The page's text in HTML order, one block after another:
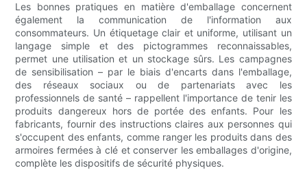
Les bonnes pratiques en matière d'emballage concernent
également la communication de l'information aux
consommateurs. Un étiquetage clair et uniforme, utilisant un
langage simple et des pictogrammes reconnaissables,
permet une utilisation et un stockage sûrs. Les campagnes
de sensibilisation – par le biais d'encarts dans l'emballage,
des réseaux sociaux ou de partenariats avec les
professionnels de santé – rappellent l'importance de tenir les
produits dangereux hors de portée des enfants. Pour les
fabricants, fournir des instructions claires aux personnes qui
s'occupent des enfants, comme ranger les produits dans des
armoires fermées à clé et conserver les emballages d'origine,
complète les dispositifs de sécurité physiques.